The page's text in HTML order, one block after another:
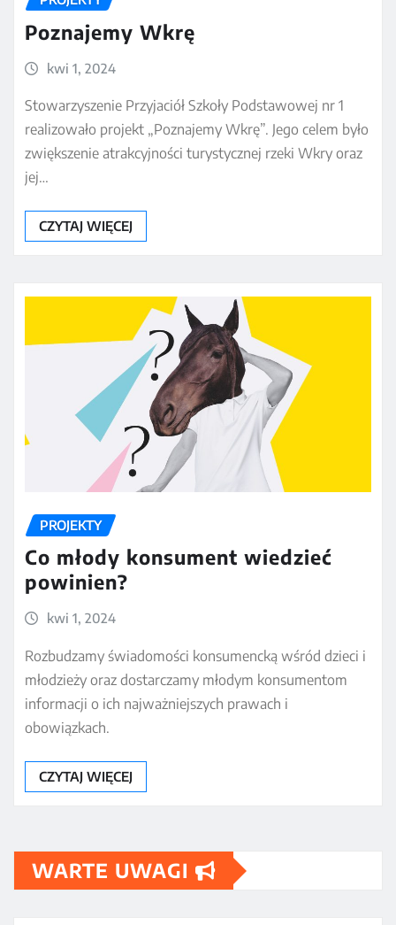
Poznajemy Wkrę
kwi 1, 2024
Stowarzyszenie Przyjaciół Szkoły Podstawowej nr 1
realizowało projekt „Poznajemy Wkrę”. Jego celem było
zwiększenie atrakcyjności turystycznej rzeki Wkry oraz
jej…
CZYTAJ WIĘCEJ
PROJEKTY
Co młody konsument wiedzieć
powinien?
kwi 1, 2024
Rozbudzamy świadomości konsumencką wśród dzieci i
młodzieży oraz dostarczamy młodym konsumentom
informacji o ich najważniejszych prawach i
obowiązkach.
CZYTAJ WIĘCEJ
WARTE UWAGI